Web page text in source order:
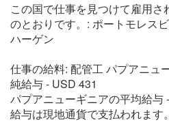
この国で仕事を見つけて雇用
のとおりです。: ポートモレス
ハーゲン
仕事の給料: 配管工 パプアニュ
純給与 - USD 431
パプアニューギニアの平均給与
給与は現地通貨で支払われます